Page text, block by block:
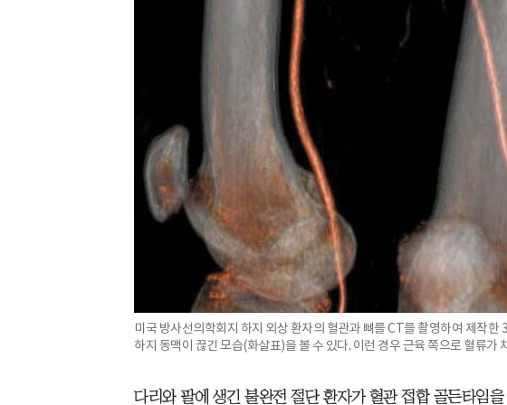
미국 방사선의학회지 하지 외상 환자의 혈관과 뼈를 CT를 촬영하여 제작한
하지 동맥이 끊긴 모습(화살표)을 볼 수 있다. 이런 경우 근육 쪽으로 혈류가
다리와 팔에 생긴 불완전 절단 환자가 혈관 접합 골든타임